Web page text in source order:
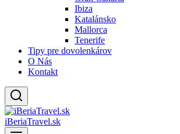
Ibiza
Katalánsko
Mallorca
Tenerife
Tipy pre dovolenkárov
O Nás
Kontakt
iBeriaTravel.sk